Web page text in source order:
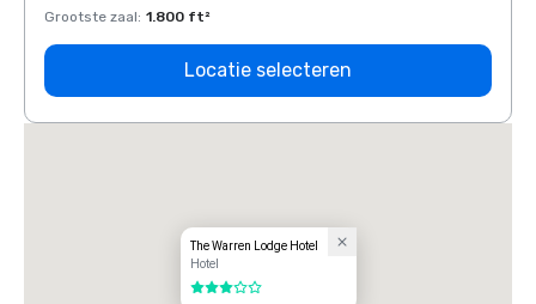
Grootste zaal: 1.800 ft²
Locatie selecteren
The Warren Lodge Hotel
Hotel
3 van 5